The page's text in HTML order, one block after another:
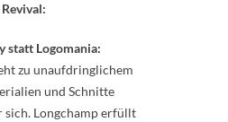
statt Logomania:
zu unaufdringlichem
und Schnitte
sich. Longchamp erfüllt